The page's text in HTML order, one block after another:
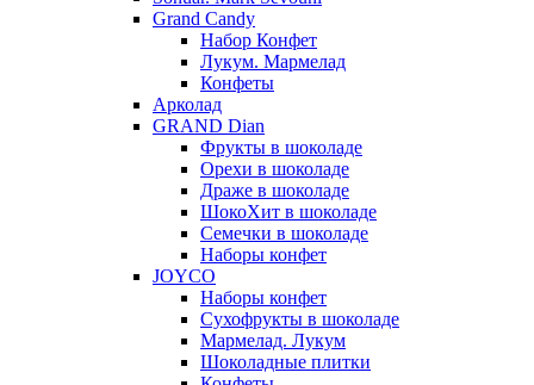
Grand Candy
Набор Конфет
Лукум. Мармелад
Конфеты
Арколад
GRAND Dian
Фрукты в шоколаде
Орехи в шоколаде
Драже в шоколаде
ШокоХит в шоколаде
Семечки в шоколаде
Наборы конфет
JOYCO
Наборы конфет
Сухофрукты в шоколаде
Мармелад. Лукум
Шоколадные плитки